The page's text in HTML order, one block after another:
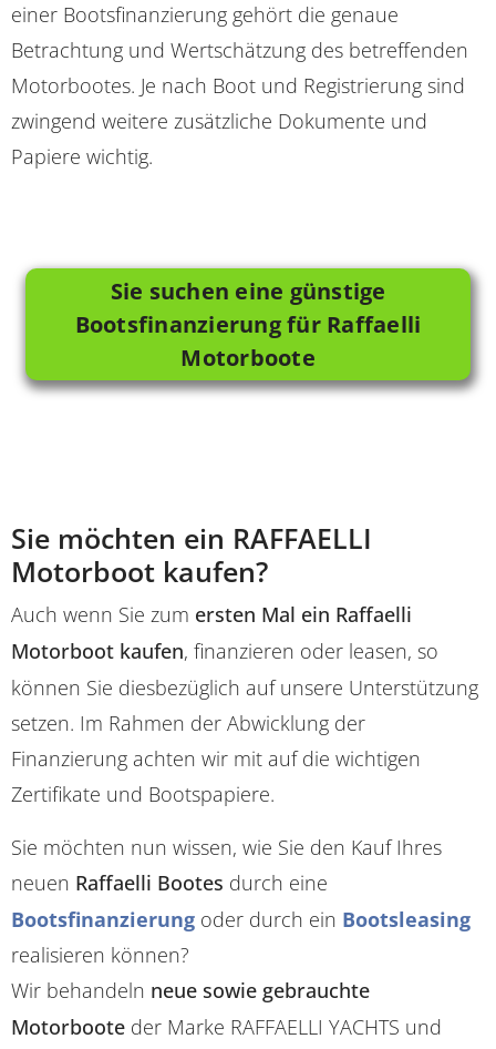
einer Bootsfinanzierung gehört die genaue
Betrachtung und Wertschätzung des betreffenden
Motorbootes. Je nach Boot und Registrierung sind
zwingend weitere zusätzliche Dokumente und
Papiere wichtig.
Sie suchen eine günstige
Bootsfinanzierung für Raffaelli
Motorboote
Sie möchten ein RAFFAELLI
Motorboot kaufen?
Auch wenn Sie zum ersten Mal ein Raffaelli
Motorboot kaufen, finanzieren oder leasen, so
können Sie diesbezüglich auf unsere Unterstützung
setzen. Im Rahmen der Abwicklung der
Finanzierung achten wir mit auf die wichtigen
Zertifikate und Bootspapiere.
Sie möchten nun wissen, wie Sie den Kauf Ihres
neuen Raffaelli Bootes durch eine
Bootsfinanzierung oder durch ein Bootsleasing
realisieren können?
Wir behandeln neue sowie gebrauchte
Motorboote der Marke RAFFAELLI YACHTS und